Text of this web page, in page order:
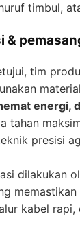
timbul,
&
tim
energi,
tahan
presisi
dilakukan
memastikan
kabel rapi,